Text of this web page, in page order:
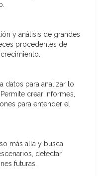
y análisis de grandes
procedentes de
datos para analizar lo
crear informes,
para entender el
más allá y busca
detectar
futuras.